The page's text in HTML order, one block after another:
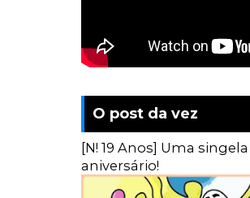
O post da vez
[N! 19 Anos] Uma
aniversário!